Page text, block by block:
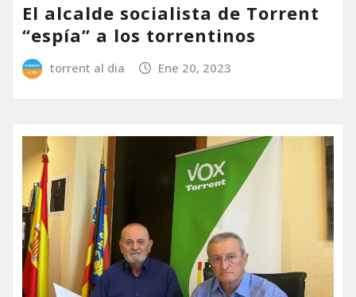
El alcalde socialista de Torrent
“espía” a los torrentinos
torrent al dia Ene 20, 2023